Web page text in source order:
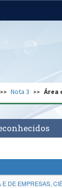
Gabinete de Segurança
Nota 3 Área
DE EMPRESAS,